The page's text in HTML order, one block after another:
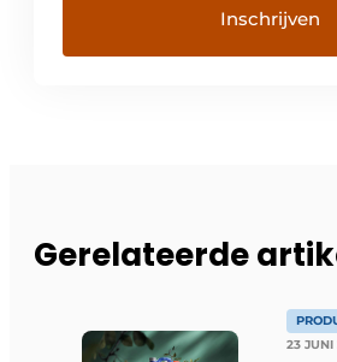
Gerelateerde
23 JUNI